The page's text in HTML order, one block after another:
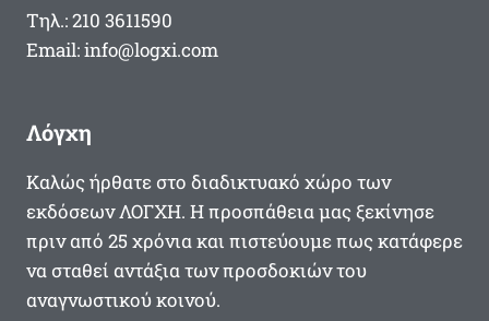
ΚΌΚΚΙΝΟΥΣ
Τηλ.: 210 3611590
Email: info@logxi.com
Λόγχη
Καλώς ήρθατε στο διαδικτυακό χώρο των
εκδόσεων ΛΟΓΧΗ. Η προσπάθεια μας ξεκίνησε
πριν από 25 χρόνια και πιστεύουμε πως κατάφερε
να σταθεί αντάξια των προσδοκιών του
αναγνωστικού κοινού.